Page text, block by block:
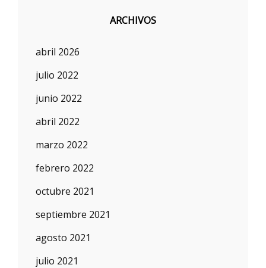
ARCHIVOS
abril 2026
julio 2022
junio 2022
abril 2022
marzo 2022
febrero 2022
octubre 2021
septiembre 2021
agosto 2021
julio 2021